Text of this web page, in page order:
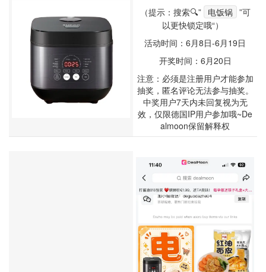
（提示：搜索🔍”
电饭锅 ”可
以更快锁定哦“）
活动时间：6月8日-6月19日
开奖时间：6月20日
注意：必须是注册用户才能参加
抽奖，匿名评论无法参与抽奖。
中奖用户7天内未回复视为无
效，仅限德国IP用户参加哦~De
almoon保留解释权